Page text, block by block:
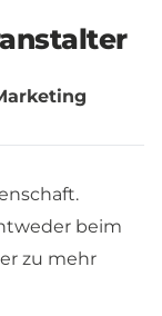
beim
zu mehr